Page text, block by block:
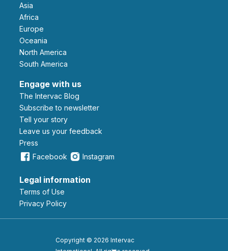
Asia
Africa
Europe
Oceania
North America
South America
Engage with us
The Intervac Blog
Subscribe to newsletter
Tell your story
leave us your feedback
Press
Facebook
Instagram
Legal information
Terms of Use
Privacy Policy
Copyright © 2026 Intervac